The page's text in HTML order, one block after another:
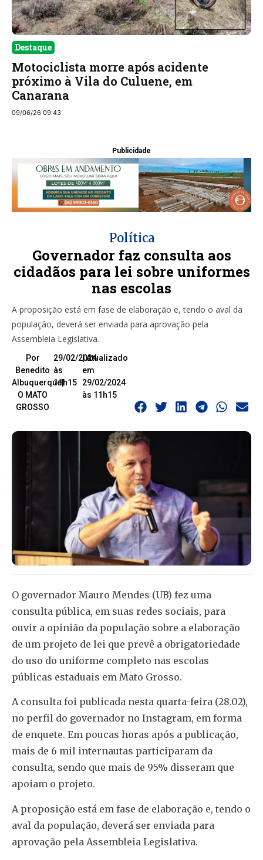
Destaque
Motociclista morre após acidente
próximo à Vila do Culuene, em
Canarana
09/06/26 09:43
Publicidade
Política
Governador faz consulta aos
cidadãos para lei sobre uniformes
nas escolas
A proposição está em fase de elaboração e, tendo o aval da
população, deverá ser enviada para aprovação pela
Assembleia Legislativa.
Por
Benedito
Albuquerque|
O MATO
GROSSO
29/02/2024
às
11h15
| Atualizado
em
29/02/2024
às 11h15
O governador Mauro Mendes (UB) fez uma
consulta pública, em suas redes sociais, para
ouvir a opinião da população sobre a elaboração
de um projeto de lei que prevê a obrigatoriedade
do uso do uniforme completo nas escolas
públicas estaduais em Mato Grosso.
A consulta foi publicada nesta quarta-feira (28.02),
no perfil do governador no Instagram, em forma
de enquete. Em poucas horas após a publicação,
mais de 6 mil internautas participaram da
consulta, sendo que mais de 95% disseram que
apoiam o projeto.
A proposição está em fase de elaboração e, tendo o
aval da população, deverá ser enviada para
aprovação pela Assembleia Legislativa.